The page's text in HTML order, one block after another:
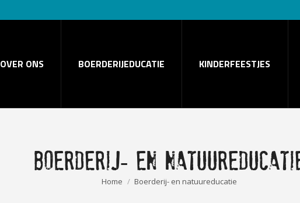
OVER ONS BOERDERIJEDUCATIE KINDERFEESTJES
Boerderij- en
Je bent hier:
Home Boerderij- en natuureducatie